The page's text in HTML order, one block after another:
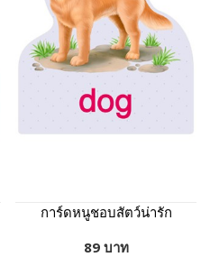
การ์ดหนูชอบสัตว์น่ารัก
89 บาท